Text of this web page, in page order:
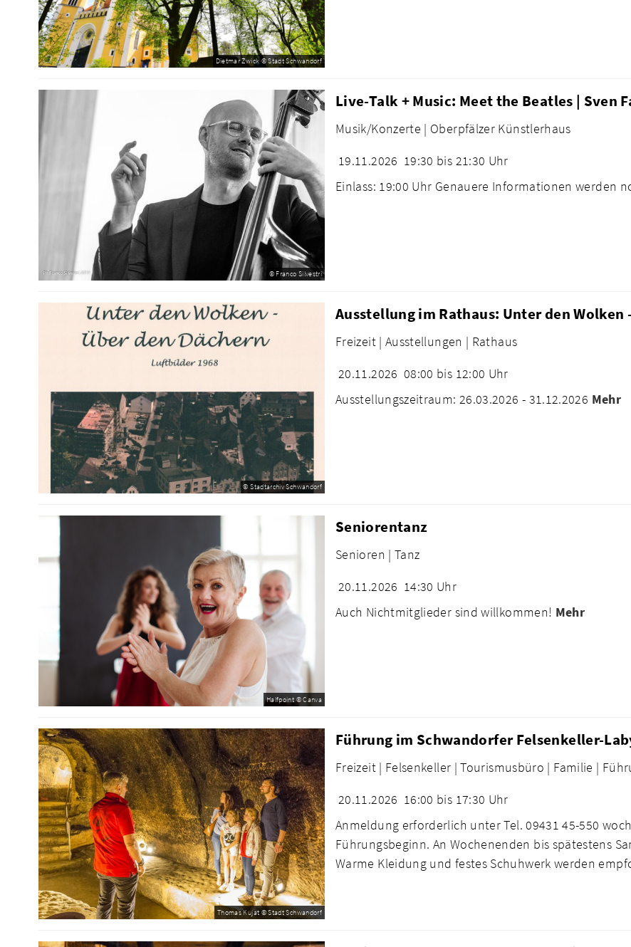
Dietmar Zwick © Stadt Schwandorf
© Franco Silvestri
Live-Talk + Music: Meet the Beatles | Sven
Musik/Konzerte | Oberpfälzer Künstlerhaus
19.11.2026 19:30 bis 21:30 Uhr
Einlass: 19:00 Uhr Genauere Informationen werden
© Stadtarchiv Schwandorf
Ausstellung im Rathaus: Unter den Wolken
Freizeit | Ausstellungen | Rathaus
20.11.2026 08:00 bis 12:00 Uhr
Ausstellungszeitraum: 26.03.2026 - 31.12.2026 Mehr
Halfpoint © Canva
Seniorentanz
Senioren | Tanz
20.11.2026 14:30 Uhr
Auch Nichtmitglieder sind willkommen! Mehr
Thomas Kujat © Stadt Schwandorf
Führung im Schwandorfer Felsenkeller-
Freizeit | Felsenkeller | Tourismusbüro | Familie |
20.11.2026 16:00 bis 17:30 Uhr
Anmeldung erforderlich unter Tel. 09431 45-550
Führungsbeginn. An Wochenenden bis spätestens
Warme Kleidung und festes Schuhwerk werden